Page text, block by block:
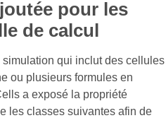
pour les
de calcul
qui inclut des cellules
ou plusieurs formules en
a exposé la propriété
les classes suivantes afin de